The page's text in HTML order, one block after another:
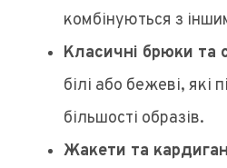
комбінуються з
Класичні брюки та
білі або бежеві, які
більшості образів.
Жакети та